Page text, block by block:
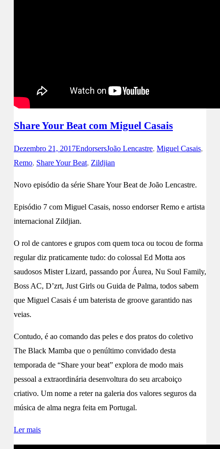
Share Your Beat com Miguel Casais
Dezembro 21, 2017EndorsersJoão Lencastre, Miguel Casais,
Remo, Share Your Beat, Zildjian
Novo episódio da série Share Your Beat de João Lencastre.
Episódio 7 com Miguel Casais, nosso endorser Remo e artista
internacional Zildjian.
O rol de cantores e grupos com quem toca ou tocou de forma
regular diz praticamente tudo: do colossal Ed Motta aos
saudosos Mister Lizard, passando por Áurea, Nu Soul Family,
Boss AC, D’zrt, Just Girls ou Guida de Palma, todos sabem
que Miguel Casais é um baterista de groove garantido nas
veias.
Contudo, é ao comando das peles e dos pratos do coletivo
The Black Mamba que o penúltimo convidado desta
temporada de “Share your beat” explora de modo mais
pessoal a extraordinária desenvoltura do seu arcaboiço
criativo. Um nome a reter na galeria dos valores seguros da
música de alma negra feita em Portugal.
Ler mais